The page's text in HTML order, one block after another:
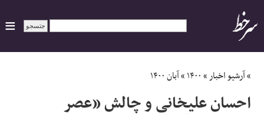
ایران
سیاسی
»آرشیو اخبار»۱۴۰۰»آبان ۱۴۰۰
احسان علیخانی و چالش «عصر